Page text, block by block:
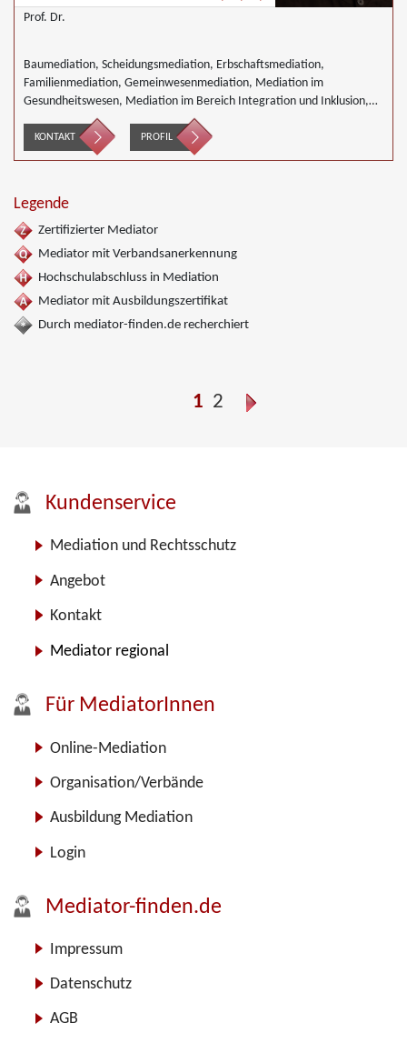
Prof. Dr.
Baumediation, Scheidungsmediation, Erbschaftsmediation,
Familienmediation, Gemeinwesenmediation, Mediation im
Gesundheitswesen, Mediation im Bereich Integration und Inklusion,
Innerbetriebliche Mediation, Interkulturelle Mediation, Mediation in
IT- Software- Outsourcing-Konflikten, Mediation im
Versicherungsbereich, Mediation in der Kreditwirtschaft, Mediation
Gruppenkonflikten, Mediation von Unternehmensnachfolgen,
Mediation in der Wohnungswirtschaft, Nachbarschaftsmediation,
Schulmediation, Umweltmediation, Landwirtschaft Forstwirtschaft
Agrar, Wirtschaftsmediation
KONTAKT PROFIL
Legende
Zertifizierter Mediator
Mediator mit Verbandsanerkennung
Hochschulabschluss in Mediation
Mediator mit Ausbildungszertifikat
Durch mediator-finden.de recherchiert
1 2
Kundenservice
Mediation und Rechtsschutz
Angebot
Kontakt
Mediator regional
Für MediatorInnen
Online-Mediation
Organisation/Verbände
Ausbildung Mediation
Login
Mediator-finden.de
Impressum
Datenschutz
AGB